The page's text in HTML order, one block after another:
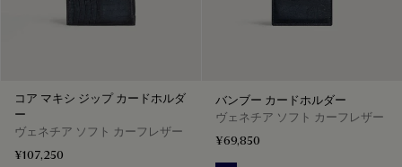
コア マキシ ジップ カードホルダ
ー
ヴェネチア ソフト カーフレザー
¥107,250
バンブー カードホルダー
ヴェネチア ソフト カーフレザー
¥69,850